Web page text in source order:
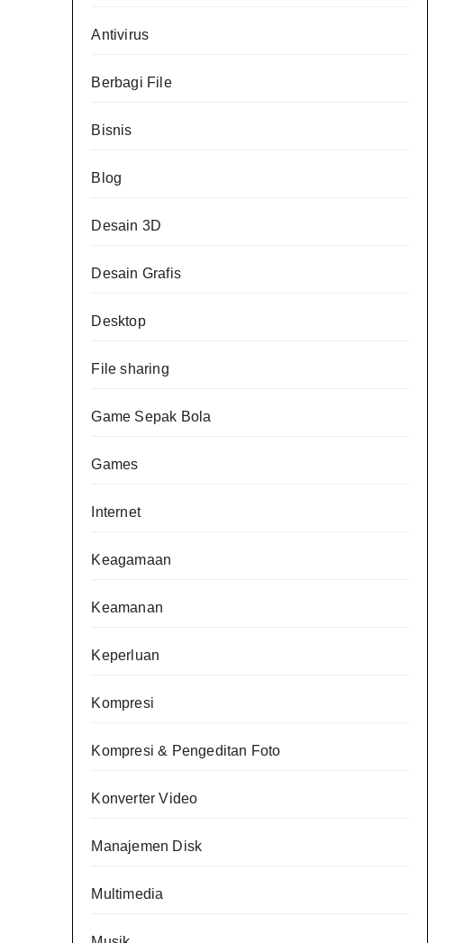
Antivirus
Berbagi File
Bisnis
Blog
Desain 3D
Desain Grafis
Desktop
File sharing
Game Sepak Bola
Games
Internet
Keagamaan
Keamanan
Keperluan
Kompresi
Kompresi & Pengeditan Foto
Konverter Video
Manajemen Disk
Multimedia